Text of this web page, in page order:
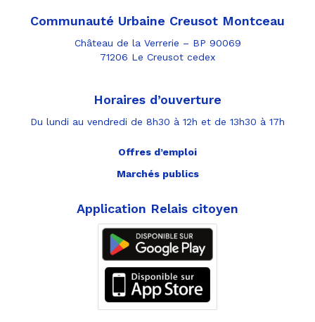
Communauté Urbaine Creusot Montceau
Château de la Verrerie – BP 90069
71206 Le Creusot cedex
Horaires d’ouverture
Du lundi au vendredi de 8h30 à 12h et de 13h30 à 17h
Offres d’emploi
Marchés publics
Application Relais citoyen